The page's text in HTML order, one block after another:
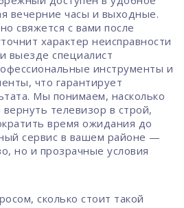
доступен в удобное
вечерние часы и выходные.
свяжется с вами после
характер неисправности
выезде специалист
инструменты и
что гарантирует
Мы понимаем, насколько
телевизор в строй,
время ожидания до
сервис в вашем районе —
но и прозрачные условия